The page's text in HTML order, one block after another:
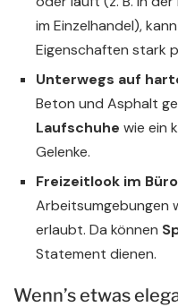
im Einzelhandel),
Eigenschaften stark
Unterwegs auf
Beton und Asphalt
Laufschuhe wie ein
Gelenke.
Freizeitlook im Büro
Arbeitsumgebungen
erlaubt. Da können
Statement dienen.
Wenn’s etwas